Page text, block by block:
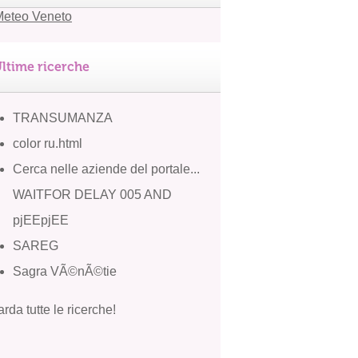
ricerche
TRANSUMANZA
color ru.html
Cerca nelle aziende del portale...
WAITFOR DELAY 005 AND
pjEEpjEE
SAREG
Sagra VÃ©nÃ©tie
tutte le ricerche!